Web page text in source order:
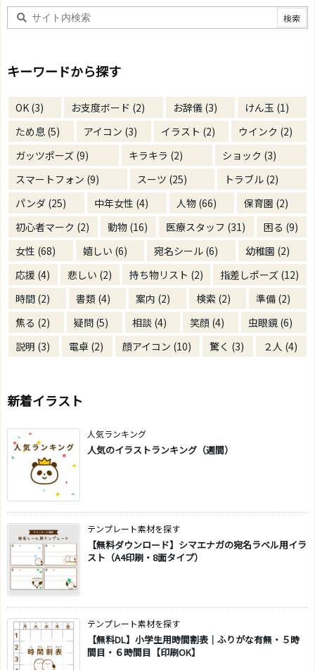
キーワードから探す
OK (3) お支度ボード (2) お辞儀(3) けん玉 (1)
ため息 (5) アイコン (3) イラスト (2) ウインク (2)
ガッツポーズ (9) キラキラ (2) ショック (3)
スマートフォン (9) スーツ (25) トラブル (2)
パンダ (25) 中年女性 (4) 人物(66) 保育園 (2)
初心者マーク (2) 動物 (16) 医療スタッフ (31) 困る (9)
女性 (68) 嬉しい (6) 宛名シール (6) 幼稚園 (2)
応援 (4) 悲しい (2) 持ち物リスト (2) 指差しポーズ (12)
時間 (2) 書類 (4) 案内 (2) 検索 (2) 準備 (2)
焦る (2) 疑問(5) 相談 (4) 笑顔 (4) 虫眼鏡 (6)
説明 (3) 電卓 (2) 顔アイコン (10) 驚く (3) ２人 (4)
新着イラスト
人気ランキング
人気のイラストランキング（週間）
テンプレート素材を探す
【無料ダウンロード】シマエナガの宛名ラベル用イラ
スト（A4印刷・8面タイプ）
テンプレート素材を探す
【無料DL】小学生用時間割表｜ふりがな有無・５時
間目・６時間目【印刷OK】